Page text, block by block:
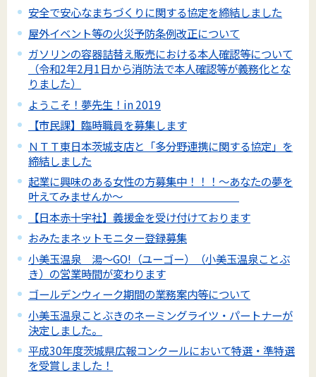
安全で安心なまちづくりに関する協定を締結しました
屋外イベント等の火災予防条例改正について
ガソリンの容器詰替え販売における本人確認等について
（令和2年2月1日から消防法で本人確認等が義務化とな
りました）
ようこそ！夢先生！in 2019
【市民課】臨時職員を募集します
ＮＴＴ東日本茨城支店と「多分野連携に関する協定」を
締結しました
起業に興味のある女性の方募集中！！！～あなたの夢を
叶えてみませんか～
【日本赤十字社】義援金を受け付けております
おみたまネットモニター登録募集
小美玉温泉 湯～GO!（ユーゴー）（小美玉温泉ことぶ
き）の営業時間が変わります
ゴールデンウィーク期間の業務案内等について
小美玉温泉ことぶきのネーミングライツ・パートナーが
決定しました。
平成30年度茨城県広報コンクールにおいて特選・準特選
を受賞しました！